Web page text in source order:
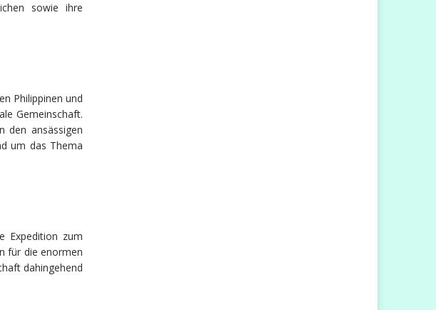
sowie ihre
Philippinen und
Gemeinschaft.
den ansässigen
um das Thema
Expedition zum
für die enormen
dahingehend